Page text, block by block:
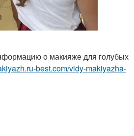
о макияже для голубых
best.com/vidy-makiyazha-